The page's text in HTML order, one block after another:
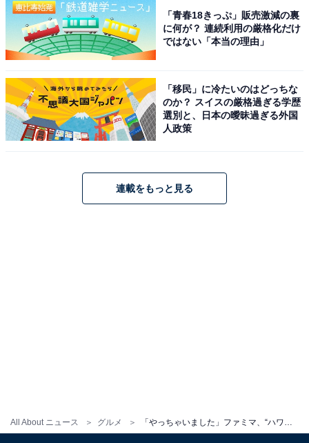
All About ニュース グルメ
「青春18きっぷ」販売激減の裏
に何が？ 連続利用の厳格化だけ
ではない「本当の理由」
「移民」に冷たいのはどっちな
のか？ スイスの厳格過ぎる学歴
選別と、日本の曖昧過ぎる外国
人政策
連載をもっと見る